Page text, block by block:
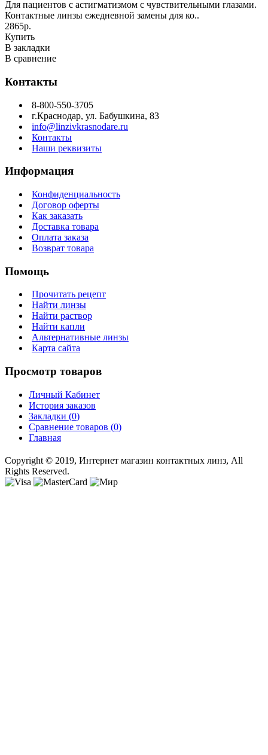
Для пациентов с астигматизмом с чувствительными глазами.
Контактные линзы ежедневной замены для ко..
2865р.
Купить
В закладки
В сравнение
Контакты
8-800-550-3705
г.Краснодар, ул. Бабушкина, 83
info@linzivkrasnodare.ru
Контакты
Наши реквизиты
Информация
Конфиденциальность
Договор оферты
Как заказать
Доставка товара
Оплата заказа
Возврат товара
Помощь
Прочитать рецепт
Найти линзы
Найти раствор
Найти капли
Альтернативные линзы
Карта сайта
Просмотр товаров
Личный Кабинет
История заказов
Закладки (0)
Сравнение товаров (0)
Главная
Copyright © 2019, Интернет магазин контактных линз, All
Rights Reserved.